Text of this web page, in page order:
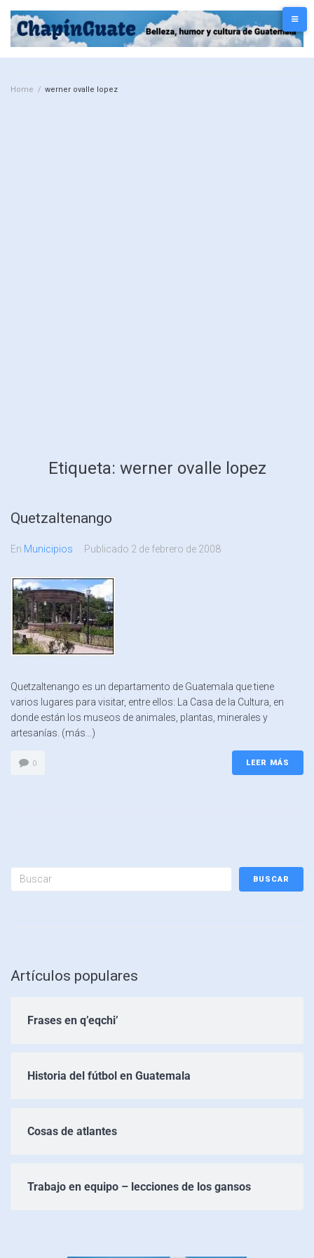
Home / werner ovalle lopez
Etiqueta: werner ovalle lopez
Quetzaltenango
En Municipios Publicado 2 de febrero de 2008
Quetzaltenango es un departamento de Guatemala que tiene
varios lugares para visitar, entre ellos: La Casa de la Cultura, en
donde están los museos de animales, plantas, minerales y
artesanías. (más…)
0 LEER MÁS
BUSCAR
Artículos populares
Frases en q’eqchi’
Historia del fútbol en Guatemala
Cosas de atlantes
Trabajo en equipo – lecciones de los gansos